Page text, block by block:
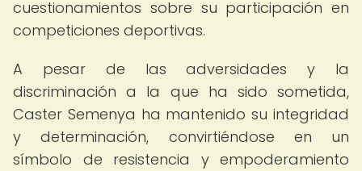
cuestionamientos sobre su participación en
competiciones deportivas.
A pesar de las adversidades y la
discriminación a la que ha sido sometida,
Caster Semenya ha mantenido su integridad
y determinación, convirtiéndose en un
símbolo de resistencia y empoderamiento